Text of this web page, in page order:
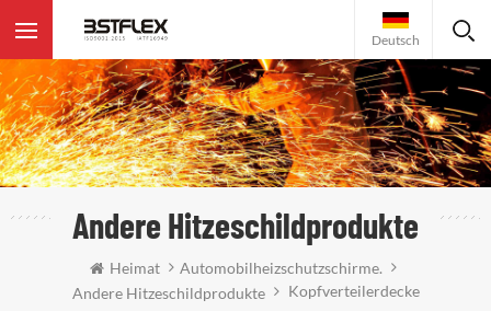
Deutsch
Andere Hitzeschildprodukte
Heimat
Automobilheizschutzschirme.
Andere Hitzeschildprodukte
Kopfverteilerdecke